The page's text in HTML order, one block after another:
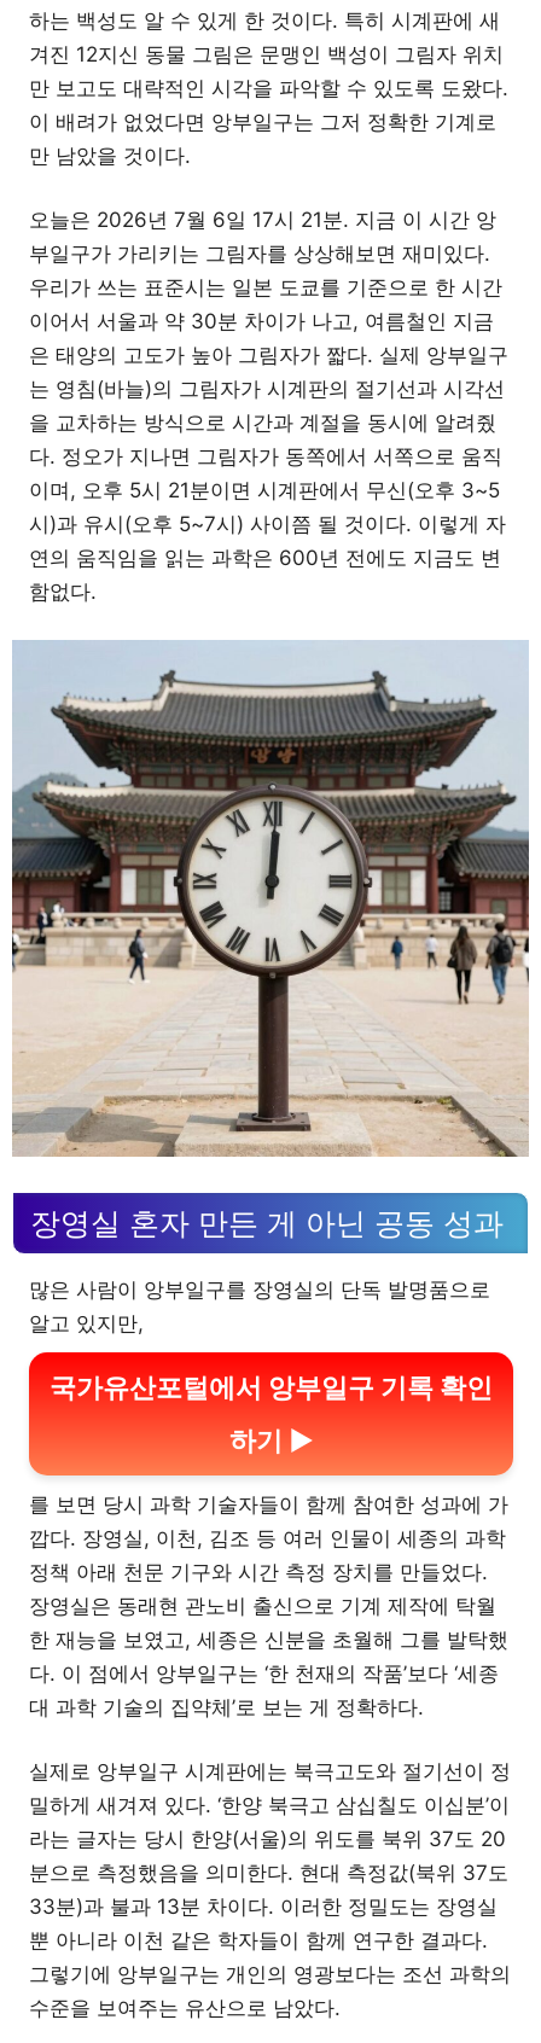
하는 백성도 알 수 있게 한 것이다. 특히 시계판에 새
겨진 12지신 동물 그림은 문맹인 백성이 그림자 위치
만 보고도 대략적인 시각을 파악할 수 있도록 도왔다.
이 배려가 없었다면 앙부일구는 그저 정확한 기계로
만 남았을 것이다.
오늘은 2026년 7월 6일 17시 21분. 지금 이 시간 앙
부일구가 가리키는 그림자를 상상해보면 재미있다.
우리가 쓰는 표준시는 일본 도쿄를 기준으로 한 시간
이어서 서울과 약 30분 차이가 나고, 여름철인 지금
은 태양의 고도가 높아 그림자가 짧다. 실제 앙부일구
는 영침(바늘)의 그림자가 시계판의 절기선과 시각선
을 교차하는 방식으로 시간과 계절을 동시에 알려줬
다. 정오가 지나면 그림자가 동쪽에서 서쪽으로 움직
이며, 오후 5시 21분이면 시계판에서 무신(오후 3~5
시)과 유시(오후 5~7시) 사이쯤 될 것이다. 이렇게 자
연의 움직임을 읽는 과학은 600년 전에도 지금도 변
함없다.
장영실 혼자 만든 게 아닌 공동 성과
많은 사람이 앙부일구를 장영실의 단독 발명품으로
알고 있지만,
국가유산포털에서 앙부일구 기록 확인
하기 ▶
를 보면 당시 과학 기술자들이 함께 참여한 성과에 가
깝다. 장영실, 이천, 김조 등 여러 인물이 세종의 과학
정책 아래 천문 기구와 시간 측정 장치를 만들었다.
장영실은 동래현 관노비 출신으로 기계 제작에 탁월
한 재능을 보였고, 세종은 신분을 초월해 그를 발탁했
다. 이 점에서 앙부일구는 ‘한 천재의 작품’보다 ‘세종
대 과학 기술의 집약체’로 보는 게 정확하다.
실제로 앙부일구 시계판에는 북극고도와 절기선이 정
밀하게 새겨져 있다. ‘한양 북극고 삼십칠도 이십분’이
라는 글자는 당시 한양(서울)의 위도를 북위 37도 20
분으로 측정했음을 의미한다. 현대 측정값(북위 37도
33분)과 불과 13분 차이다. 이러한 정밀도는 장영실
뿐 아니라 이천 같은 학자들이 함께 연구한 결과다.
그렇기에 앙부일구는 개인의 영광보다는 조선 과학의
수준을 보여주는 유산으로 남았다.